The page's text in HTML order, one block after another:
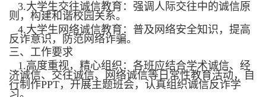
3.大学生交往诚信教育：强调人际交往中的诚信原
则，构建和谐校园关系。
4.大学生网络诚信教育：普及网络安全知识，提高
反诈意识，防范网络诈骗。
三、工作要求
1.高度重视，精心组织： 各班应结合学术诚信、经
济诚信、交往诚信、网络诚信等日常性教育活动，自
行制作PPT，开展主题班会，认真组织诚信反诈学
习。